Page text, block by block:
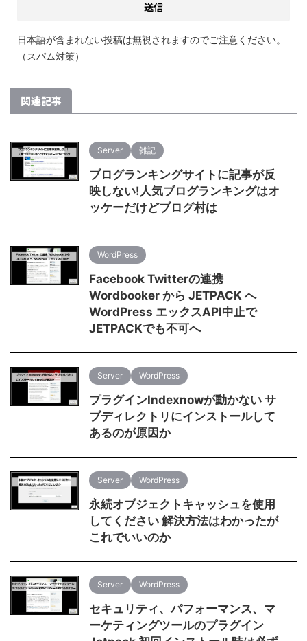
日本語が含まれない投稿は無視されますのでご注意ください。
（スパム対策）
関連記事
Server 雑記
ブログランキングサイトに記事が反
映しない!人気ブログランキングはオ
ッケーだけどブログ村は
WordPress
Facebook Twitterの連携
Wordbooker から JETPACK へ
WordPress エックスAPI中止で
JETPACKでも不可へ
Server WordPress
プラグインIndexnowが動かない サ
ブディレクトリにインストールして
あるのが原因か
Server WordPress
永続オブジェクトキャッシュを使用
してください 解決方法はわかったが
これでいいのか
Server WordPress
セキュリティ、パフォーマンス、マ
ーケティングツールのプラグイン